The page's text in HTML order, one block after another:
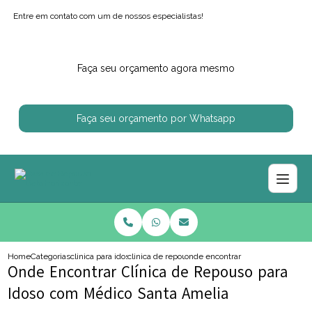
Entre em contato com um de nossos especialistas!
Faça seu orçamento agora mesmo
Faça seu orçamento por Whatsapp
HomeCategoriasclinica para idososclinica de repouso para idoso com enfermagem
onde encontrar clinica de
Onde Encontrar Clínica de Repouso para
Idoso com Médico Santa Amelia